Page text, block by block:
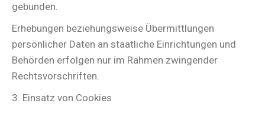
gebunden.
Erhebungen beziehungsweise Übermittlungen
persönlicher Daten an staatliche Einrichtungen und
Behörden erfolgen nur im Rahmen zwingender
Rechtsvorschriften.
3. Einsatz von Cookies